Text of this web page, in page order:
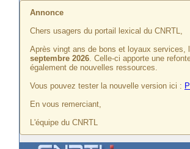
Annonce
Chers usagers du portail lexical du CNRTL,
Après vingt ans de bons et loyaux services,
septembre 2026. Celle-ci apporte une
également de nouvelles ressources.
Vous pouvez tester la nouvelle version ici :
En vous remerciant,
L'équipe du CNRTL